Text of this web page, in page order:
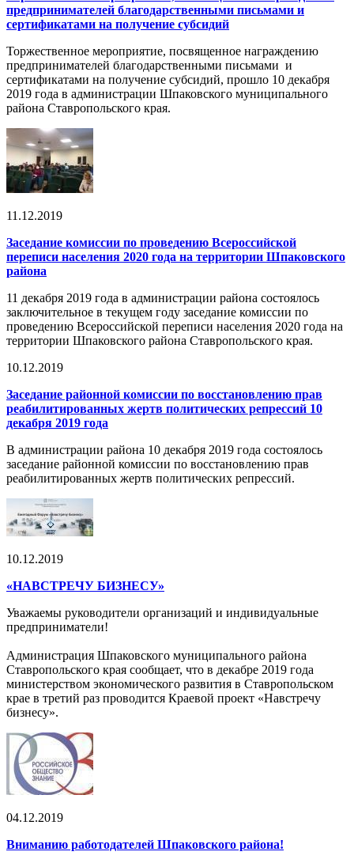
предпринимателей благодарственными письмами и
сертификатами на получение субсидий
Торжественное мероприятие, посвященное награждению
предпринимателей благодарственными письмами и
сертификатами на получение субсидий, прошло 10 декабря
2019 года в администрации Шпаковского муниципального
района Ставропольского края.
11.12.2019
Заседание комиссии по проведению Всероссийской
переписи населения 2020 года на территории Шпаковского
района
11 декабря 2019 года в администрации района состоялось
заключительное в текущем году заседание комиссии по
проведению Всероссийской переписи населения 2020 года на
территории Шпаковского района Ставропольского края.
10.12.2019
Заседание районной комиссии по восстановлению прав
реабилитированных жертв политических репрессий 10
декабря 2019 года
В администрации района 10 декабря 2019 года состоялось
заседание районной комиссии по восстановлению прав
реабилитированных жертв политических репрессий.
10.12.2019
«НАВСТРЕЧУ БИЗНЕСУ»
Уважаемы руководители организаций и индивидуальные
предприниматели!
Администрация Шпаковского муниципального района
Ставропольского края сообщает, что в декабре 2019 года
министерством экономического развития в Ставропольском
крае в третий раз проводится Краевой проект «Навстречу
бизнесу».
04.12.2019
Вниманию работодателей Шпаковского района!